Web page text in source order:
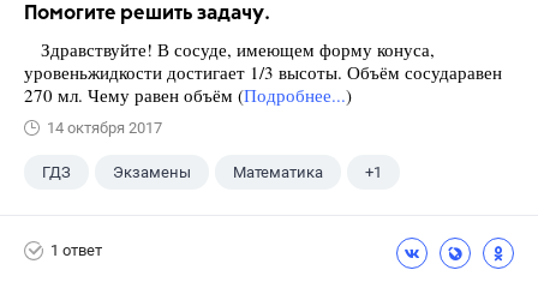
Помогите решить задачу.
Здравствуйте! В сосуде, имеющем форму конуса,
уровеньжидкости достигает 1/3 высоты. Объём сосударавен
270 мл. Чему равен объём (Подробнее...)
14 октября 2017
ГДЗ Экзамены Математика +1
1 ответ